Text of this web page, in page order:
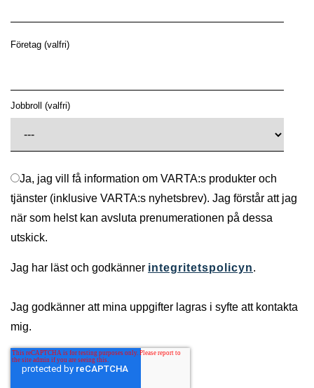
Företag (valfri)
Jobbroll (valfri)
Ja, jag vill få information om VARTA:s produkter och
tjänster (inklusive VARTA:s nyhetsbrev). Jag förstår att jag
när som helst kan avsluta prenumerationen på dessa
utskick.
Jag har läst och godkänner integritetspolicyn.
Jag godkänner att mina uppgifter lagras i syfte att kontakta
mig.